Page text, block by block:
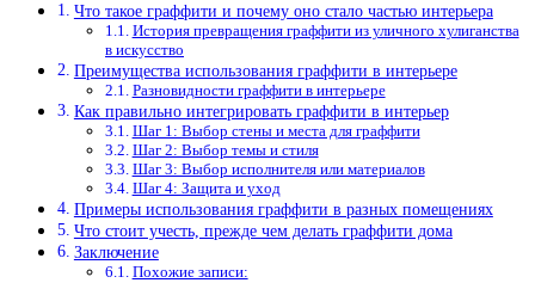
Что такое граффити и почему оно стало частью интерьера
История превращения граффити из уличного хулиганства
в искусство
Преимущества использования граффити в интерьере
Разновидности граффити в интерьере
Как правильно интегрировать граффити в интерьер
Шаг 1: Выбор стены и места для граффити
Шаг 2: Выбор темы и стиля
Шаг 3: Выбор исполнителя или материалов
Шаг 4: Защита и уход
Примеры использования граффити в разных помещениях
Что стоит учесть, прежде чем делать граффити дома
Заключение
Похожие записи: